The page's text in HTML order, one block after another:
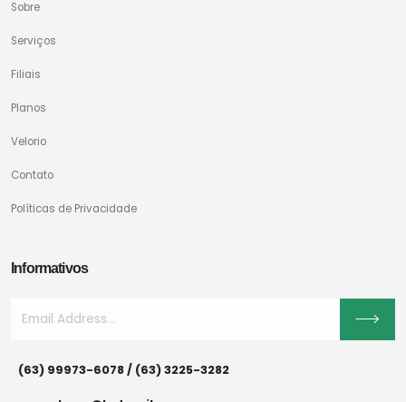
Sobre
Serviços
Filiais
Planos
Velorio
Contato
Políticas de Privacidade
Informativos
(63) 99973-6078 / (63) 3225-3282